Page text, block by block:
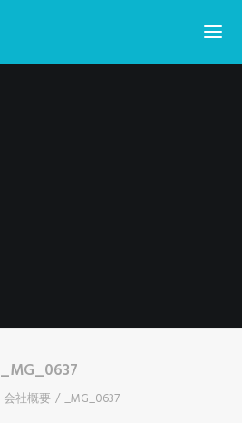
_MG_0637
会社概要 _MG_0637